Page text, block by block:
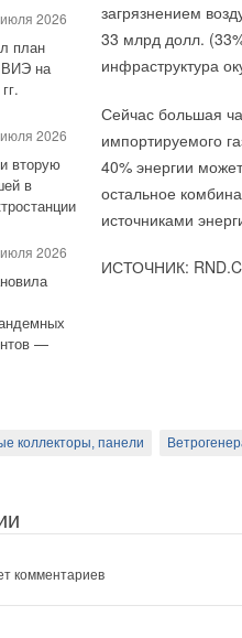
2026
план
ВИЭ на
2026
вторую
в
2026
—
загрязнением
33 млрд долл.
инфраструктура
Сейчас большая
импортируемого
40% энергии
остальное
источниками
ИСТОЧНИК:
коллекторы, панели
комментариев
полгода
СНЭ
коллекторы, панели
Ваш E-mail *
2025
2025
Бренд Kentatsu Кондиционеры
комментариев